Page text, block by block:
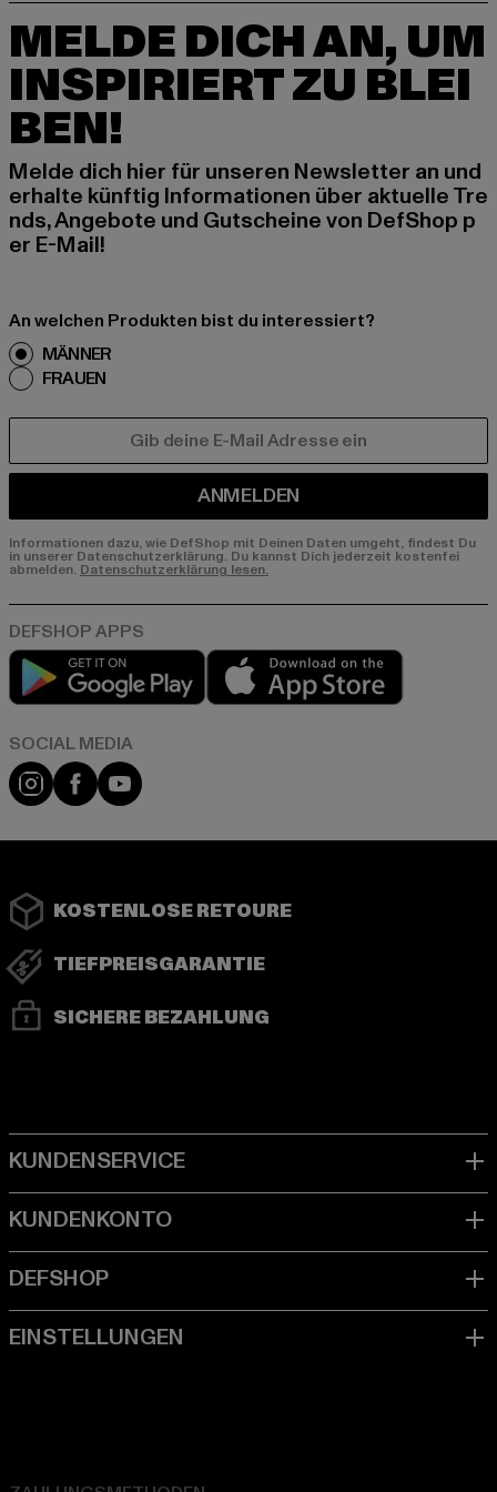
MELDE DICH AN, UM
INSPIRIERT ZU BLEI
BEN!
Melde dich hier für unseren Newsletter an und
erhalte künftig Informationen über aktuelle Tre
nds, Angebote und Gutscheine von DefShop p
er E-Mail!
An welchen Produkten bist du interessiert?
MÄNNER
FRAUEN
ANMELDEN
Informationen dazu, wie DefShop mit Deinen Daten umgeht, findest Du
in unserer Datenschutzerklärung. Du kannst Dich jederzeit kostenfei
abmelden. Datenschutzerklärung lesen.
Play market
Instagram
FacebookYouTube
KOSTENLOSE RETOURE
TIEFPREISGARANTIE
SICHERE BEZAHLUNG